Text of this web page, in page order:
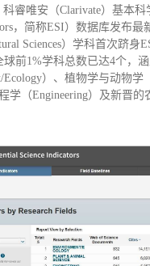
科睿唯安（Clarivate）基本科
，简称ESI）数据库发布
Sciences）学科首次跻身
球前1%学科总数已达4个，
Ecology）、植物学与动物学
学（Engineering）及新晋